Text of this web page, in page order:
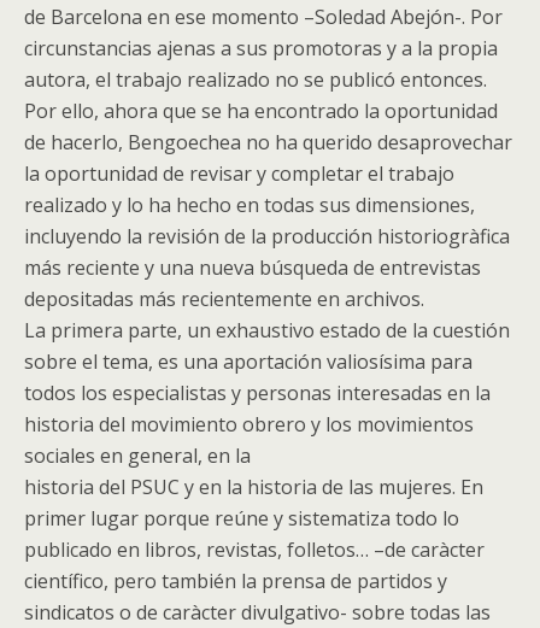
de Barcelona en ese momento –Soledad Abejón-. Por
circunstancias ajenas a sus promotoras y a la propia
autora, el trabajo realizado no se publicó entonces.
Por ello, ahora que se ha encontrado la oportunidad
de hacerlo, Bengoechea no ha querido desaprovechar
la oportunidad de revisar y completar el trabajo
realizado y lo ha hecho en todas sus dimensiones,
incluyendo la revisión de la producción historiogràfica
más reciente y una nueva búsqueda de entrevistas
depositadas más recientemente en archivos.
La primera parte, un exhaustivo estado de la cuestión
sobre el tema, es una aportación valiosísima para
todos los especialistas y personas interesadas en la
historia del movimiento obrero y los movimientos
sociales en general, en la
historia del PSUC y en la historia de las mujeres. En
primer lugar porque reúne y sistematiza todo lo
publicado en libros, revistas, folletos… –de caràcter
científico, pero también la prensa de partidos y
sindicatos o de caràcter divulgativo- sobre todas las